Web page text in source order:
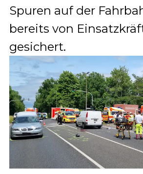
Spuren auf der
bereits von
gesichert.